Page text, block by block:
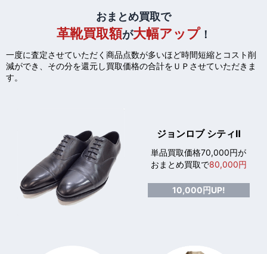
おまとめ買取で
革靴買取額が大幅アップ！
一度に査定させていただく商品点数が多いほど時間短縮とコスト削
減ができ、 その分を還元し買取価格の合計をＵＰさせていただきま
す。
ジョンロブ シティⅡ
単品買取価格70,000円が
おまとめ買取で80,000円
10,000円UP!